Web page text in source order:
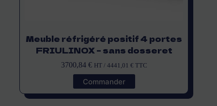
Meuble réfrigéré positif 4 portes
FRIULINOX – sans dosseret
3700,84 € HT / 4441,01 € TTC
Commander